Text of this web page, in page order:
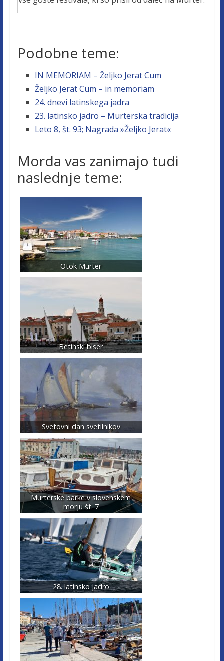
Podobne teme:
IN MEMORIAM – Željko Jerat Cum
Željko Jerat Cum – in memoriam
24. dnevi latinskega jadra
23. latinsko jadro – Murterska tradicija
Leto 8, št. 93; Nagrada »Željko Jerat«
Morda vas zanimajo tudi
naslednje teme:
Otok Murter
Betinski biser
Svetovni dan svetilnikov
Murterske barke v slovenskem
morju št. 7
28. latinsko jadro